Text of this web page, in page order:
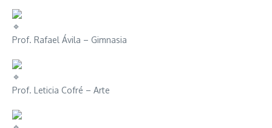
Prof. Rafael Ávila – Gimnasia
Prof. Leticia Cofré – Arte